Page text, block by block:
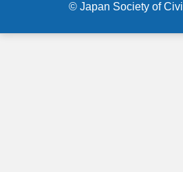
© Japan Society of